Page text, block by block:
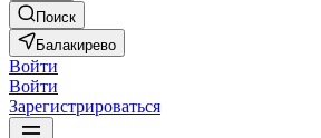
Поиск
Балакирево
Войти
Войти
Зарегистрироваться